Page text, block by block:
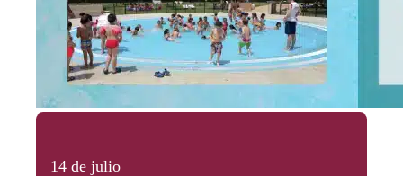
14 de julio